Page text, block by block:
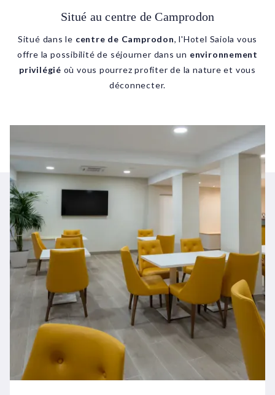
Situé au centre de Camprodon
Situé dans le centre de Camprodon, l'Hotel Saiola vous
offre la possibilité de séjourner dans un environnement
privilégié où vous pourrez profiter de la nature et vous
déconnecter.